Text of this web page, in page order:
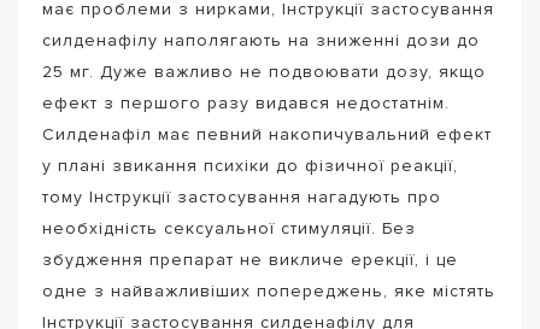
має проблеми з нирками, Інструкції застосування
силденафілу наполягають на зниженні дози до
25 мг. Дуже важливо не подвоювати дозу, якщо
ефект з першого разу видався недостатнім.
Силденафіл має певний накопичувальний ефект
у плані звикання психіки до фізичної реакції,
тому Інструкції застосування нагадують про
необхідність сексуальної стимуляції. Без
збудження препарат не викличе ерекції, і це
одне з найважливіших попереджень, яке містять
Інструкції застосування силденафілу для